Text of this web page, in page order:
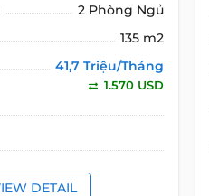
2 Phòng Ngủ
135 m2
41,7 Triệu/Tháng
1.570 USD
DETAIL